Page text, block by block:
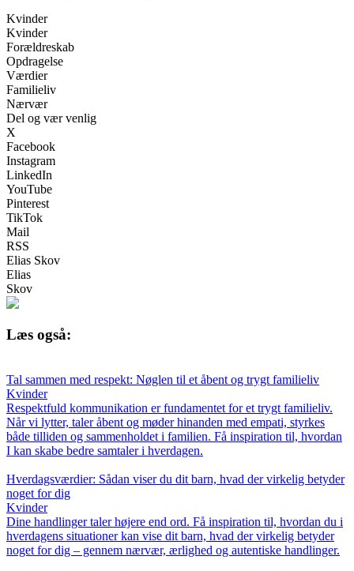
Kvinder
Kvinder
Forældreskab
Opdragelse
Værdier
Familieliv
Nærvær
Del og vær venlig
X
Facebook
Instagram
LinkedIn
YouTube
Pinterest
TikTok
Mail
RSS
Elias Skov
Elias
Skov
Læs også:
Tal sammen med respekt: Nøglen til et åbent og trygt familieliv
Kvinder
Respektfuld kommunikation er fundamentet for et trygt familieliv.
Når vi lytter, taler åbent og møder hinanden med empati, styrkes
både tilliden og sammenholdet i familien. Få inspiration til, hvordan
I kan skabe bedre samtaler i hverdagen.
Hverdagsværdier: Sådan viser du dit barn, hvad der virkelig betyder
noget for dig
Kvinder
Dine handlinger taler højere end ord. Få inspiration til, hvordan du i
hverdagens situationer kan vise dit barn, hvad der virkelig betyder
noget for dig – gennem nærvær, ærlighed og autentiske handlinger.